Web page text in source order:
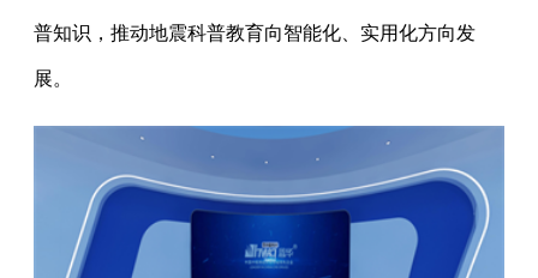
普知识，推动地震科普教育向智能化、实用化方向发
展。